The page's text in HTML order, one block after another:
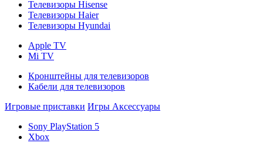
Телевизоры Hisense
Телевизоры Haier
Телевизоры Hyundai
Apple TV
Mi TV
Кронштейны для телевизоров
Кабели для телевизоров
Игровые приставки Игры Аксессуары
Sony PlayStation 5
Xbox